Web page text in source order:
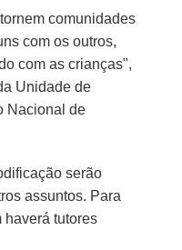
comunidades
com os outros,
com as crianças",
Unidade de
Nacional de
serão
assuntos. Para
haverá tutores